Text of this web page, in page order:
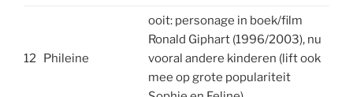
12 Phileine
ooit: personage in boek/film
Ronald Giphart (1996/2003), nu
vooral andere kinderen (lift ook
mee op grote populariteit